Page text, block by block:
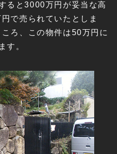
ると3000万円が妥当な高
で売られていたとしま
ろ、この物件は50万円に
す。